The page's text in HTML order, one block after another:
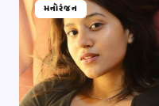
મનોરંજન